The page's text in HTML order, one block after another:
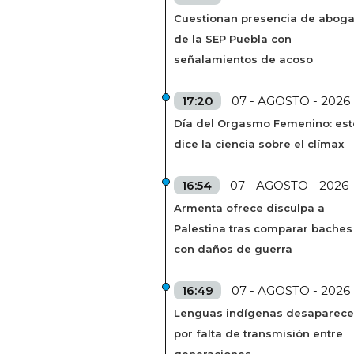
Cuestionan presencia de
de la SEP Puebla con
señalamientos de acoso
17:20 07 - AGOSTO - 2026
Día del Orgasmo Femenino:
dice la ciencia sobre el clímax
16:54 07 - AGOSTO - 2026
Armenta ofrece disculpa a
Palestina tras comparar baches
con daños de guerra
16:49 07 - AGOSTO - 2026
Lenguas indígenas
por falta de transmisión entre